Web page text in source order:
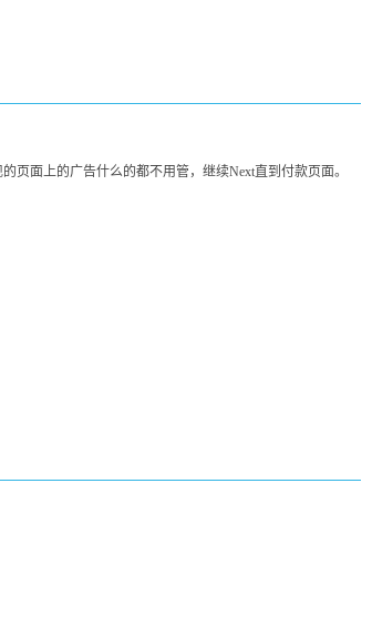
页面上的广告什么的都不用管，继续Next直到付款页面。